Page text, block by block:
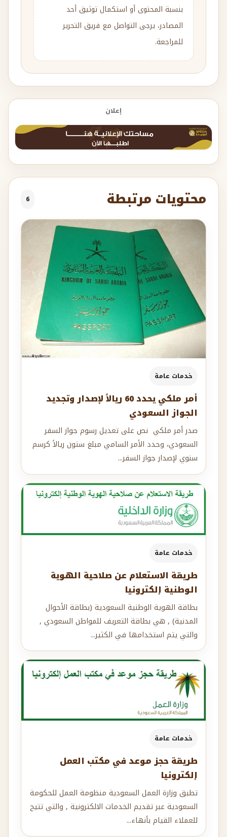
بنسبة المحتوى أو استكمال توثيق أحد
المصادر، يرجى التواصل مع فريق التحرير
للمراجعة.
إعلان
محتويات مرتبطة 6
خدمات عامة
أمر ملكي يحدد 60 ريالاً لإصدار وتجديد
الجواز السعودي
صدر أمر ملكي نص على تعديل رسوم جواز السفر
السعودي، وحدد الأمر السامي مبلغ ستون ريالاً كرسم
سنوي لإصدار جواز السفر...
خدمات عامة
طريقة الاستعلام عن صلاحية الهوية
الوطنية إلكترونيا
بطاقة الهوية الوطنية السعودية (بطاقة الأحوال
المدنية) , هي بطاقة التعريف للمواطن السعودي ,
والتي يتم استخدامها في الكثير...
خدمات عامة
طريقة حجز موعد في مكتب العمل
إلكترونيا
تطبق وزارة العمل السعودية منظومة العمل للحكومة
السعودية عبر تقديم الخدمات الالكترونية , والتي تتيح
للعملاء القيام بأنهاء...